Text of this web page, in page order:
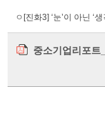
ㅇ[진화3] ‘눈’이 아닌 ‘
중소기업리포